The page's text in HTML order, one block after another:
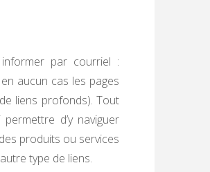
par courriel :
aucun cas les pages
liens profonds). Tout
d’y naviguer
produits ou services
type de liens.